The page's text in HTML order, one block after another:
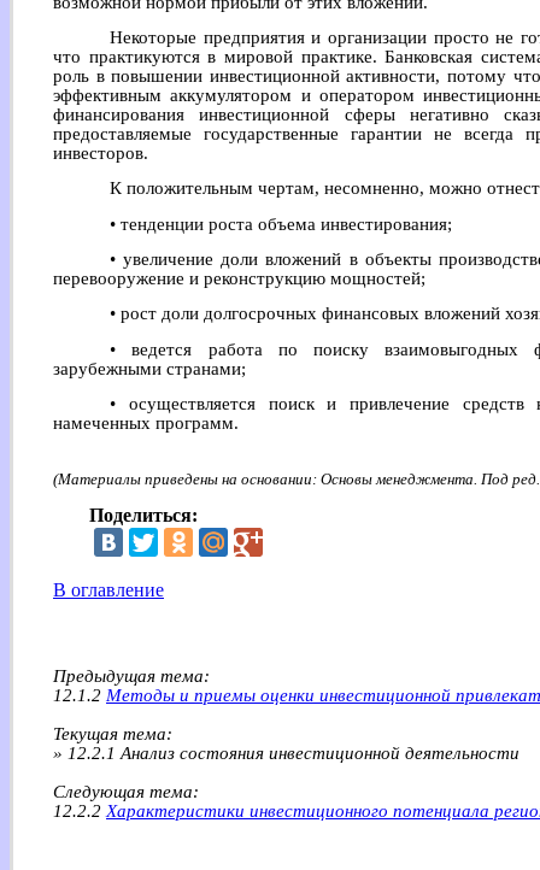
Некоторые предприятия и организации просто не
что практикуются в мировой практике. Банковская
роль в повышении инвестиционной активности, потому
эффективным аккумулятором и оператором
финансирования инвестиционной сферы негативно
предоставляемые государственные гарантии не всегда
инвесторов.
К положительным чертам, несомненно, можно
• тенденции роста объема инвестирования;
• увеличение доли вложений в объекты
перевооружение и реконструкцию мощностей;
• рост доли долгосрочных финансовых вложений
• ведется работа по поиску
зарубежными странами;
• осуществляется поиск и привлечение
намеченных программ.
(Материалы приведены на основании: Основы менеджмента. Под
Поделиться:
В оглавление
Предыдущая тема:
12.1.2 Методы и приемы оценки инвестиционной
Текущая тема:
» 12.2.1 Анализ состояния инвестиционной деятельности
Следующая тема:
12.2.2 Характеристики инвестиционного потенциала